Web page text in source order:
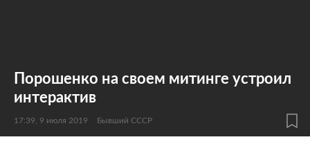
Порошенко на своем митинге устроил
интерактив
17:39, 9 июля 2019 Бывший СССР